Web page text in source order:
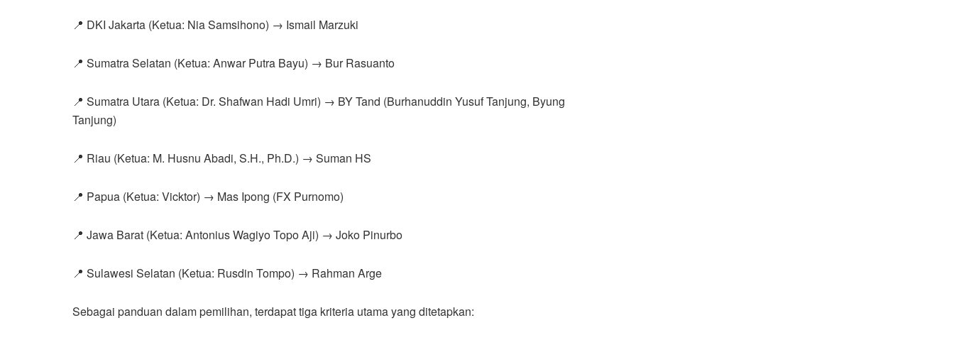
📍 DKI Jakarta (Ketua: Nia Samsihono) → Ismail Marzuki
📍 Sumatra Selatan (Ketua: Anwar Putra Bayu) → Bur Rasuanto
📍 Sumatra Utara (Ketua: Dr. Shafwan Hadi Umri) → BY Tand (Burhanuddin Yusuf Tanjung, Byung
Tanjung)
📍 Riau (Ketua: M. Husnu Abadi, S.H., Ph.D.) → Suman HS
📍 Papua (Ketua: Vicktor) → Mas Ipong (FX Purnomo)
📍 Jawa Barat (Ketua: Antonius Wagiyo Topo Aji) → Joko Pinurbo
📍 Sulawesi Selatan (Ketua: Rusdin Tompo) → Rahman Arge
Sebagai panduan dalam pemilihan, terdapat tiga kriteria utama yang ditetapkan: